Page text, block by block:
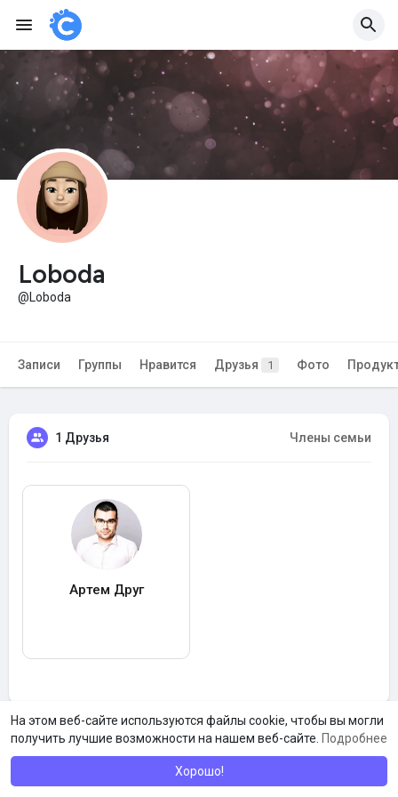
На этом веб-сайте используются файлы cookie, чтобы вы могли
получить лучшие возможности на нашем веб-сайте. Подробнее
Хорошо!
Loboda
@Loboda
Записи Группы Нравится Друзья 1 Фото
1 Друзья Члены семьи
Артем Друг